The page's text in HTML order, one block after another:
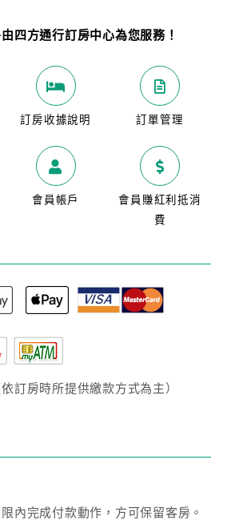
四方通行訂房中心為您服務！
訂房收據說明 訂單管理
會員帳戶
會員賺紅利抵消
費
訂房時所提供繳款方式為主）
內完成付款動作，方可保留客房。